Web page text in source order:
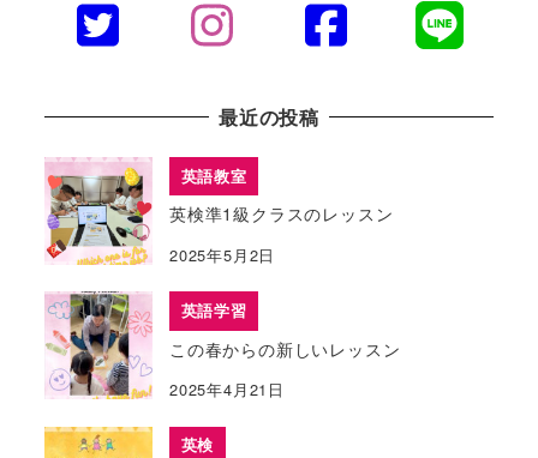
最近の投稿
英語教室
英検準1級クラスのレッスン
2025年5月2日
英語学習
この春からの新しいレッスン
2025年4月21日
英検